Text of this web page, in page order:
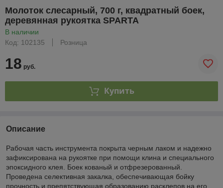
Молоток слесарный, 700 г, квадратный боек,
деревянная рукоятка SPARTA
В наличии
Код: 102135
Розница
18 руб.
Купить
Описание
Рабочая часть инструмента покрыта черным лаком и надежно
зафиксирована на рукоятке при помощи клина и специального
эпоксидного клея. Боек кованый и отфрезерованный.
Проведена селективная закалка, обеспечивающая бойку
прочность и препятствующая образованию расклепов на его